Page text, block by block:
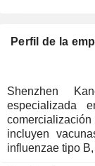
Perfil de la
Shenzhen
especializada
incluyen
influenzae tipo